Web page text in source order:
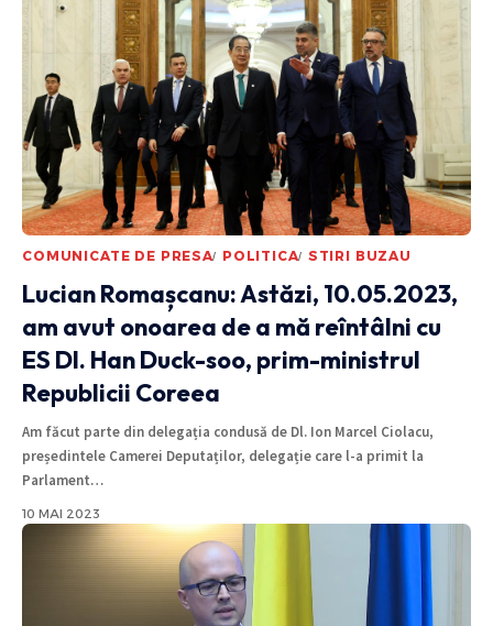
COMUNICATE DE PRESA POLITICA STIRI BUZAU
Lucian Romașcanu: Astăzi, 10.05.2023,
am avut onoarea de a mă reîntâlni cu
ES Dl. Han Duck-soo, prim-ministrul
Republicii Coreea
Am făcut parte din delegația condusă de Dl. Ion Marcel Ciolacu,
președintele Camerei Deputaților, delegație care l-a primit la
Parlament…
10 MAI 2023